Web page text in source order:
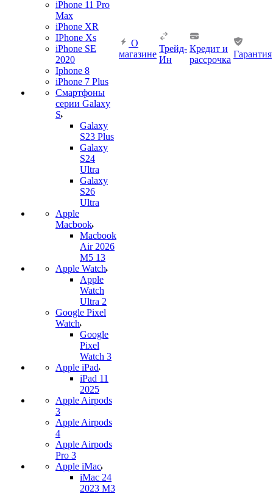
iPhone 11 Pro
Max
iPhone XR
IPhone Xs
iPhone SE
2020
Iphone 8
iPhone 7 Plus
Смартфоны
серии Galaxy
S
Galaxy
S23 Plus
Galaxy
S24
Ultra
Galaxy
S26
Ultra
Apple
Macbook
Macbook
Air 2026
M5 13
Apple Watch
Apple
Watch
Ultra 2
Google Pixel
Watch
Google
Pixel
Watch 3
Apple iPad
iPad 11
2025
Apple Airpods
3
Apple Airpods
4
Apple Airpods
Pro 3
Apple iMac
iMac 24
2023 M3
О
магазине
Трейд-
Ин
Кредит и
рассрочка
Гарантия